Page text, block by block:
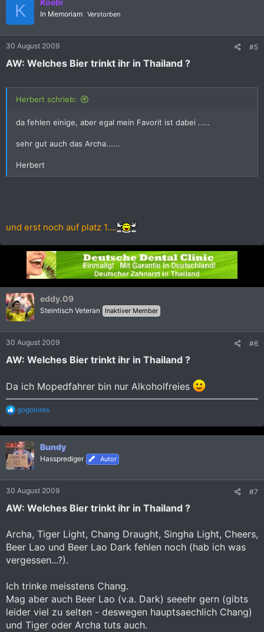
K Koebi
In Memoriam Verstorben
30 August 2009 #5
AW: Welches Bier trinkt ihr in Thailand ?
Herbert schrieb:
da fehlen einige, aber egal mein Favorit ist dabei .....
sehr gut auch das Archa......
Herbert
und erst noch auf platz 1....
eddy.09
Steintisch Veteran Inaktiver Member
30 August 2009 #6
AW: Welches Bier trinkt ihr in Thailand ?
Da ich Mopedfahrer bin nur Alkoholfreies
R
a
k
t
i
o
n
:
gogolores
Bundy
Hassprediger Autor
30 August 2009 #7
AW: Welches Bier trinkt ihr in Thailand ?
Archa, Tiger Light, Chang Draught, Singha Light, Cheers,
Beer Lao und Beer Lao Dark fehlen noch (hab ich was
vergessen...?).
Ich trinke meisstens Chang.
Mag aber auch Beer Lao (v.a. Dark) seeehr gern (gibts
leider viel zu selten - deswegen hauptsaechlich Chang)
und Tiger oder Archa tuts auch.